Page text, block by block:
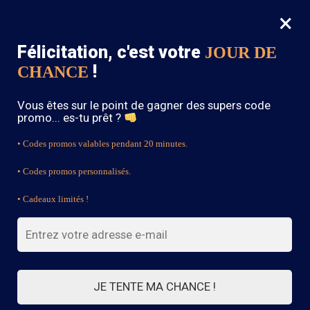
0
SOLDES : -15% sur toute la boutique avec le code « BOHEME15 »
orange boho skirt
FILTRES
3 résultats affichés
×
Félicitation, c'est votre JOUR DE
CHANCE !
Vous êtes sur le point de gagner des supers code
promo... es-tu prêt ?
• Codes promos valables pendant 20 minutes.
• Codes promos personnalisés.
• Cadeaux limités !
JE TENTE MA CHANCE !